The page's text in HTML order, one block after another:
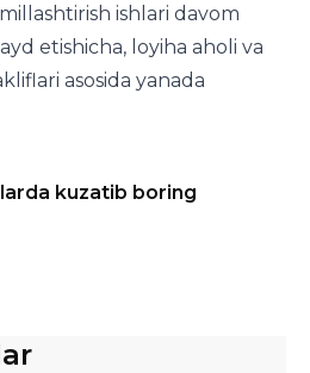
ishlari davom
etishicha, loyiha aholi va
asosida yanada
kuzatib boring